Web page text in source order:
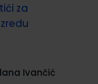
za
Ivančić